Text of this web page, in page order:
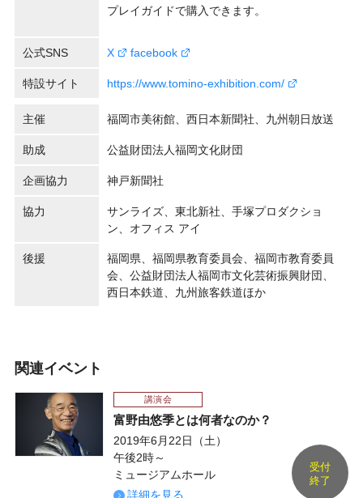
プレイガイドで購入できます。
公式SNS X facebook
特設サイト https://www.tomino-exhibition.com/
主催 福岡市美術館、西日本新聞社、九州朝日放送
助成 公益財団法人福岡文化財団
企画協力 神戸新聞社
協力
サンライズ、東北新社、手塚プロダクショ
ン、オフィス アイ
後援
福岡県、福岡県教育委員会、福岡市教育委員
会、公益財団法人福岡市文化芸術振興財団、
西日本鉄道、九州旅客鉄道ほか
関連イベント
講演会
富野由悠季とは何者なのか？
2019年6月22日（土）
午後2時～
ミュージアムホール
詳細を見る
受付
終了